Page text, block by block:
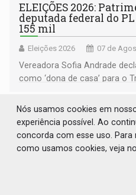
ELEIÇÕES 2026:
deputada federal do
155 mil
Eleições 2026 07 de
Vereadora Sofia Andrade
como ‘dona de casa’ para o
Nós usamos cookies em
experiência possível. Ao
concorda com esse uso.
como usamos cookies, veja